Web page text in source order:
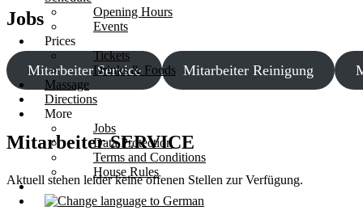
Opening Hours
Events
Prices
Tickets
Drinks & Foods
Massage
Directions
More
Jobs
Data Protection
Terms and Conditions
House Rules
Jobs
Mitarbeiter Service Mitarbeiter Reinigung
Mitarbeiter SERVICE
Aktuell stehen leider keine offenen Stellen zur Verfügung.